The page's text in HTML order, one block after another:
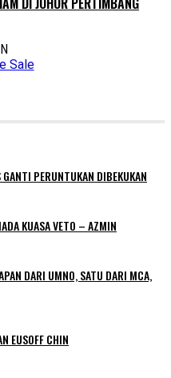
PERUNTUKAN DIBEKUKAN
KUASA VETO – AZMIN
DARI UMNO, SATU DARI MCA,
EUSOFF CHIN